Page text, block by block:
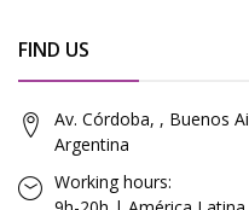
FIND US
Av. Córdoba, , Buenos
Argentina
Working hours: